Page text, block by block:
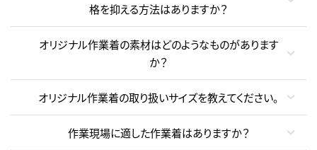
格を抑える方法はありますか？
オリジナル作業着の素材はどのようなものがあります
か？
オリジナル作業着の取り扱いサイズを教えてください。
作業現場に適した作業着はありますか？